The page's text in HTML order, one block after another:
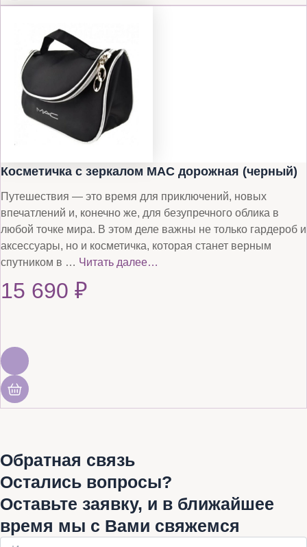
Косметичка с зеркалом MAC дорожная (черный)
Путешествия — это время для приключений, новых
впечатлений и, конечно же, для безупречного облика в
любой точке мира. В этом деле важны не только гардероб и
аксессуары, но и косметичка, которая станет верным
спутником в … Читать далее…
15 690 ₽
Обратная связь
Остались вопросы?
Оставьте заявку, и в ближайшее
время мы с Вами свяжемся